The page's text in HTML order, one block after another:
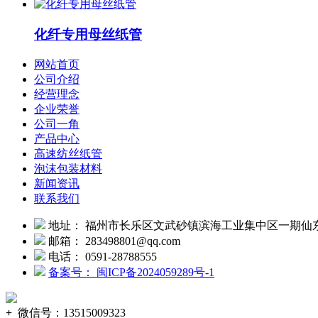
化纤专用母丝纸管
网站首页
公司介绍
经营理念
企业荣誉
公司一角
产品中心
高速纺丝纸管
泡沫包装材料
新闻资讯
联系我们
地址： 福州市长乐区文武砂镇滨海工业集中区一期仙
邮箱： 283498801@qq.com
电话： 0591-28788555
备案号： 闽ICP备2024059289号-1
+ 微信号： 13515009323